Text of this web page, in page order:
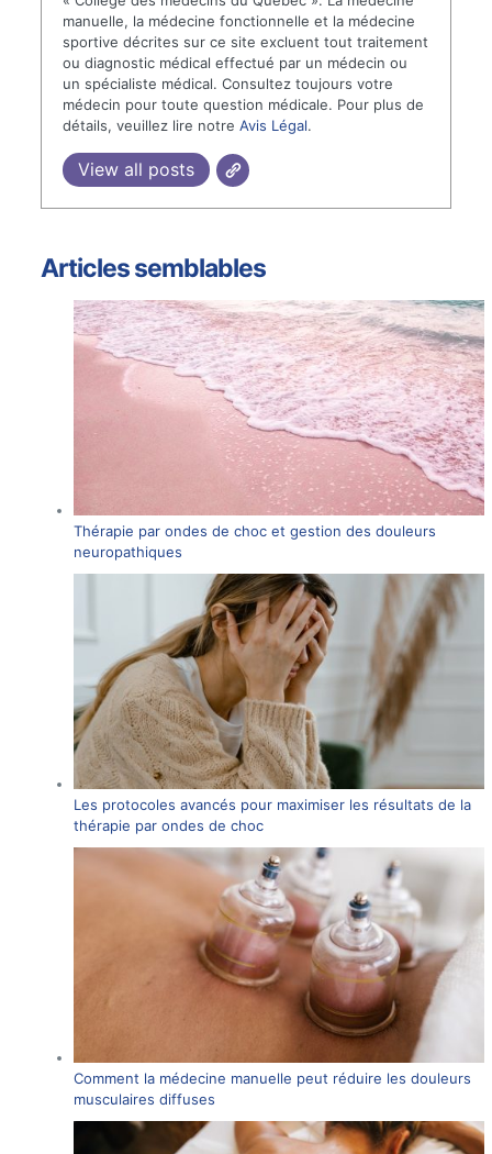
manuelle, la médecine fonctionnelle et la médecine
sportive décrites sur ce site excluent tout traitement
ou diagnostic médical effectué par un médecin ou
un spécialiste médical. Consultez toujours votre
médecin pour toute question médicale. Pour plus de
détails, veuillez lire notreAvis Légal.
View all posts
Articles semblables
Thérapie par ondes de choc et gestion des douleurs
neuropathiques
Les protocoles avancés pour maximiser les résultats de la
thérapie par ondes de choc
Comment la médecine manuelle peut réduire les douleurs
musculaires diffuses